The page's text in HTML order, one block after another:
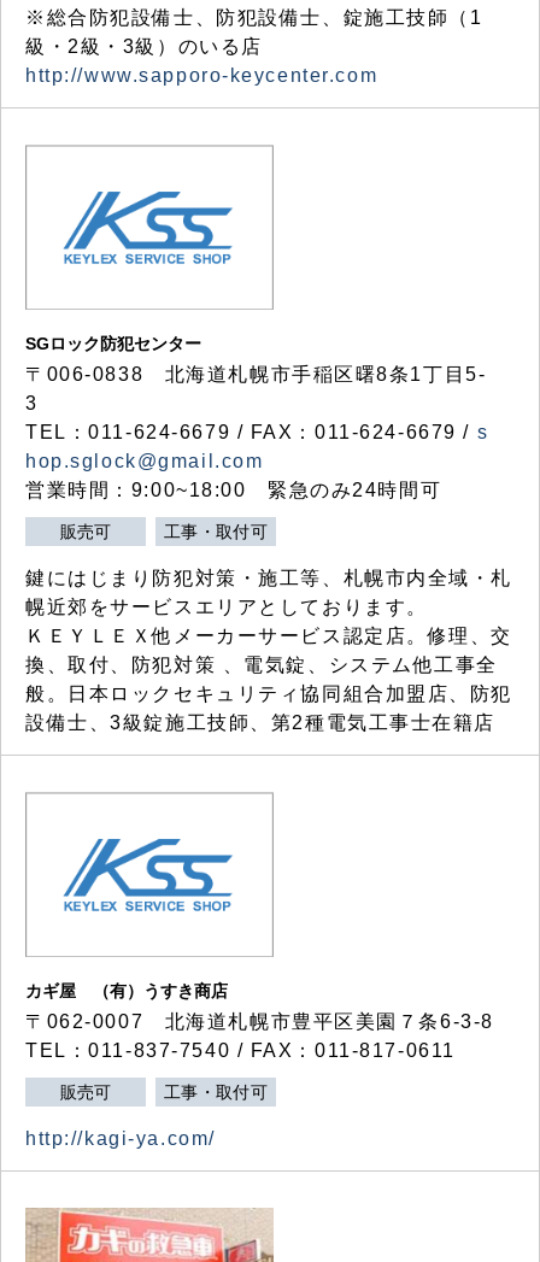
※総合防犯設備士、防犯設備士、錠施工技師（1
級・2級・3級）のいる店
http://www.sapporo-keycenter.com
SGロック防犯センター
〒006-0838 北海道札幌市手稲区曙8条1丁目5-
3
TEL：011-624-6679 / FAX：011-624-6679 / s
hop.sglock@gmail.com
営業時間：9:00~18:00 緊急のみ24時間可
販売可 工事・取付可
鍵にはじまり防犯対策・施工等、札幌市内全域・札
幌近郊をサービスエリアとしております。
ＫＥＹＬＥＸ他メーカーサービス認定店。修理、交
換、取付、防犯対策 、電気錠、システム他工事全
般。日本ロックセキュリティ協同組合加盟店、防犯
設備士、3級錠施工技師、第2種電気工事士在籍店
カギ屋 （有）うすき商店
〒062-0007 北海道札幌市豊平区美園７条6-3-8
TEL：011-837-7540 / FAX：011-817-0611
販売可 工事・取付可
http://kagi-ya.com/